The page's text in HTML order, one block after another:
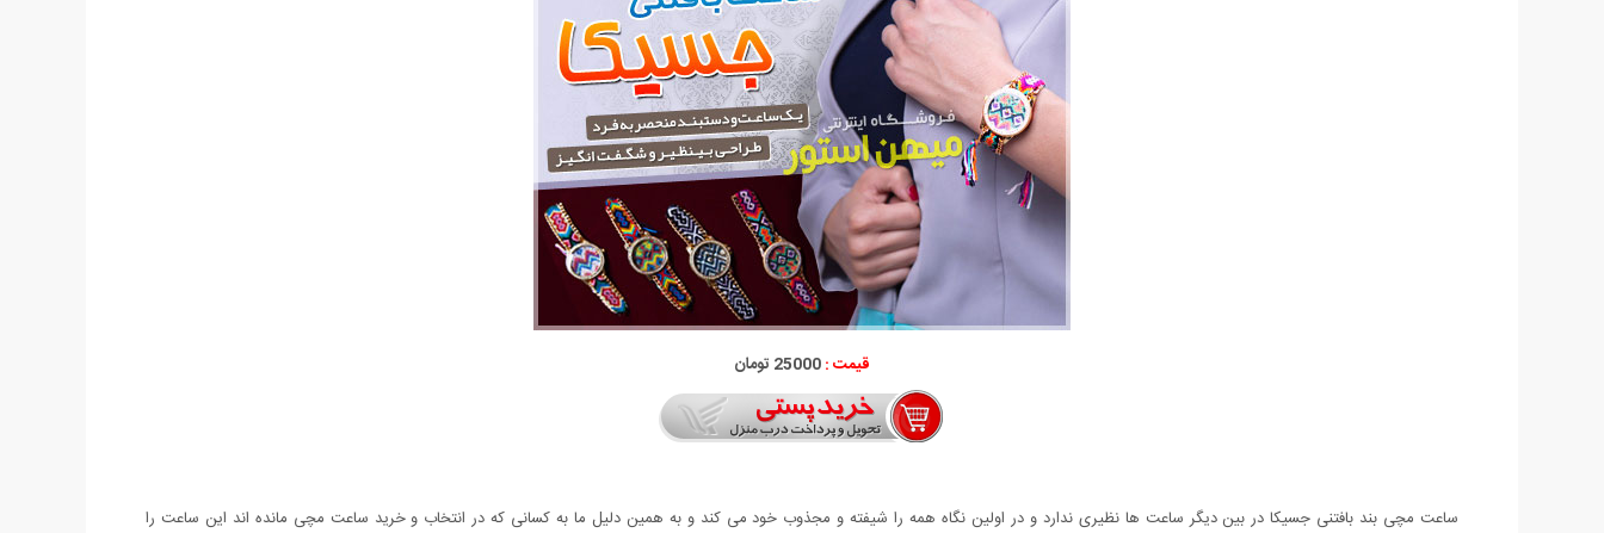
قیمت :25000 تومان
ساعت مچی بند بافتنی جسیکا در بین دیگر ساعت ها نظیری ندارد و در اولین نگاه همه را شیفته و مجذوب خود می کند و به همین دلیل ما به کسانی که در انتخاب و خرید ساعت مچی مانده اند این ساعت را